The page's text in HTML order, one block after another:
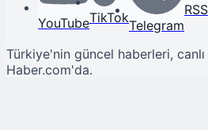
YouTubeTikTokTelegram
RSS
Türkiye'nin güncel haberleri, canlı
Haber.com'da.